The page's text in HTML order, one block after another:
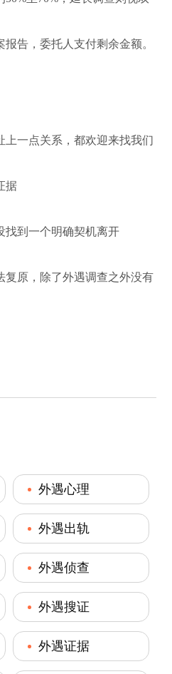
告，委托人支付剩余金额。
上一点关系，都欢迎来找我们
据
到一个明确契机离开
原，除了外遇调查之外没有
外遇心理
外遇出轨
外遇侦查
外遇搜证
外遇证据